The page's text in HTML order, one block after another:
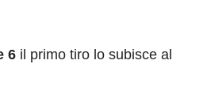
6 il primo tiro lo subisce al